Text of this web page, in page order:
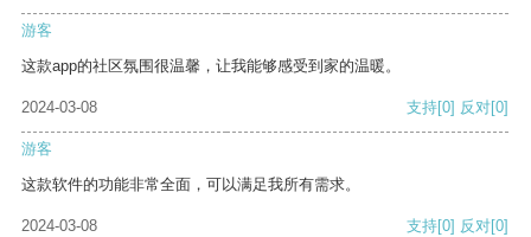
游客
这款app的社区氛围很温馨，让我能够感受到家的温暖。
2024-03-08 支持[0] 反对[0]
游客
这款软件的功能非常全面，可以满足我所有需求。
2024-03-08 支持[0] 反对[0]